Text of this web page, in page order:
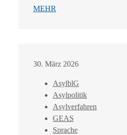
MEHR
30. März 2026
AsylblG
Asylpolitik
Asylverfahren
GEAS
Sprache